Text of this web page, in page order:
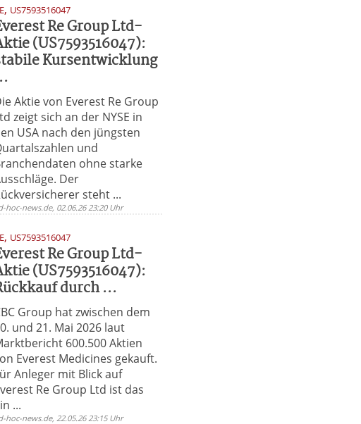
, US7593516047
Re Group Ltd-
(US7593516047):
Kursentwicklung
Aktie von Everest Re Group
zeigt sich an der NYSE in
USA nach den jüngsten
und
ohne starke
Der
steht ...
hoc-news.de, 02.06.26 23:20 Uhr
, US7593516047
Re Group Ltd-
(US7593516047):
durch ...
Group hat zwischen dem
und 21. Mai 2026 laut
600.500 Aktien
Everest Medicines gekauft.
Anleger mit Blick auf
Re Group Ltd ist das
...
hoc-news.de, 22.05.26 23:15 Uhr